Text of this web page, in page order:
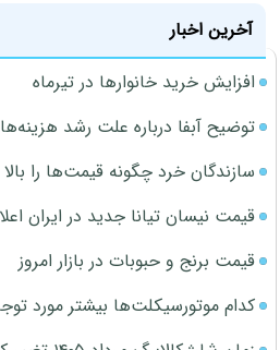
آخرین اخبار
افزایش خرید خانوارها در تیرماه
توضیح آبفا درباره علت رشد
سازندگان خرد چگونه قیمت‌ها را
قیمت نیسان تیانا جدید در ایران اعلام
قیمت برنج و حبوبات در بازار امروز
کدام موتورسیکلت‌ها بیشتر مورد